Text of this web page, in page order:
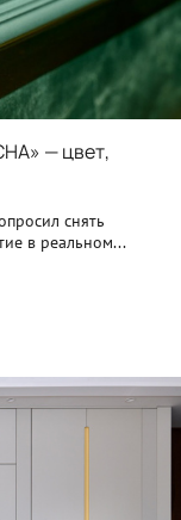
— цвет,
снять
в реальном...